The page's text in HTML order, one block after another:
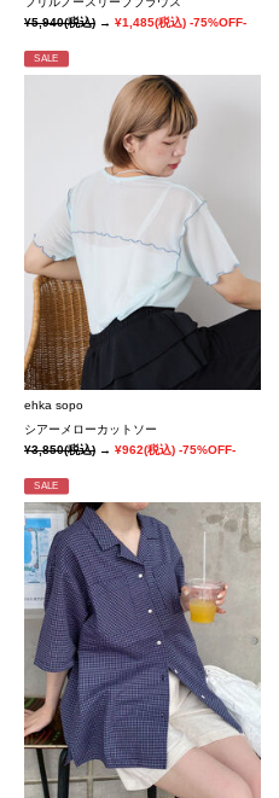
¥5,940(税込) → ¥1,485(税込) -75%OFF-
SALE
ehka sopo
シアーメローカットソー
¥3,850(税込) → ¥962(税込) -75%OFF-
SALE